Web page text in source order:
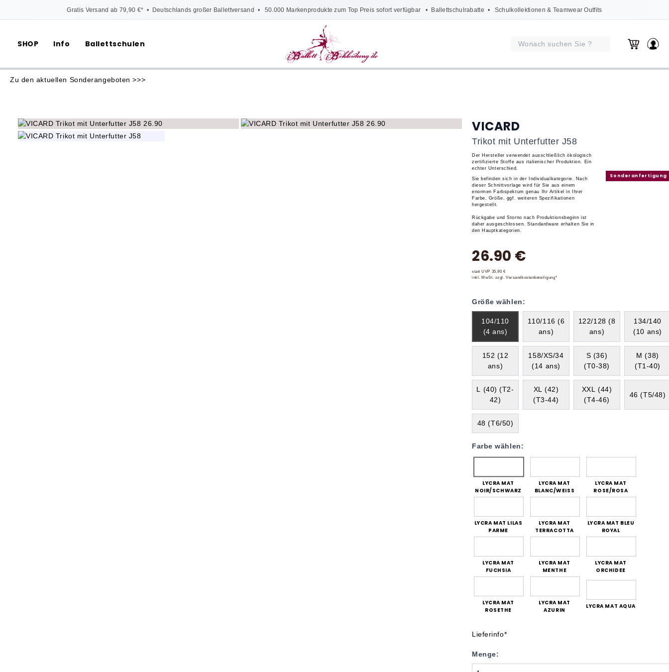
Gratis Versand ab 79,90 €* • Deutschlands großer Ballettversand • 50.000 Markenprodukte zum Top Preis sofort verfügbar • Ballettschulrabatte • Schulkollektionen & Teamwear Outfits
SHOP Info Ballettschulen
Zu den aktuellen Sonderangeboten >>>
Sonderanfertigung
VICARD
Trikot mit Unterfutter J58
Der Hersteller verwendet ausschließlich ökologisch
zertifizierte Stoffe aus italienischer Produktion.
Ein
echter Unterschied.
Sie befinden sich in der Individualkategorie. Nach
dieser Schnittvorlage wird für Sie aus einem
enormen Farbspektum genau Ihr Artikel in Ihrer
Farbe, Größe, ggf. weiteren Spezifikationen
hergestellt.
Rückgabe und Storno nach Produktionsbeginn ist
daher ausgeschlossen. Standardware erhalten Sie in
den Hauptkategorien.
26.90 €
statt UVP 35,90 €
inkl. MwSt. zzgl. Versandkostenbeteiligung*
Größe wählen:
104/110
(4 ans)
110/116 (6
ans)
122/128 (8
ans)
134/140
(10 ans)
152 (12
ans)
158/XS/34
(14 ans)
S (36)
(T0-38)
M (38)
(T1-40)
L (40) (T2-
42)
XL (42)
(T3-44)
XXL (44)
(T4-46)
46 (T5/48)
48 (T6/50)
Farbe wählen:
LYCRA MAT
NOIR/SCHWARZ
LYCRA MAT
BLANC/WEISS
LYCRA MAT
ROSE/ROSA
LYCRA MAT LILAS
PARME
LYCRA MAT
TERRACOTTA
LYCRA MAT BLEU
ROYAL
LYCRA MAT
FUCHSIA
LYCRA MAT
MENTHE
LYCRA MAT
ORCHIDEE
LYCRA MAT
ROSETHE
LYCRA MAT
AZURIN
LYCRA MAT AQUA
Lieferinfo*
Menge: